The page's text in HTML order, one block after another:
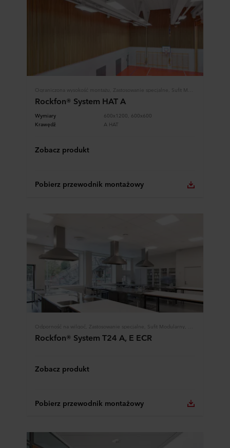
Rockfon® System HAT A
Wymiary
600x1200, 600x600
Krawędź
A HAT
Zobacz produkt
Pobierz przewodnik montażowy
Rockfon® System T24 A, E ECR
Zobacz produkt
Pobierz przewodnik montażowy